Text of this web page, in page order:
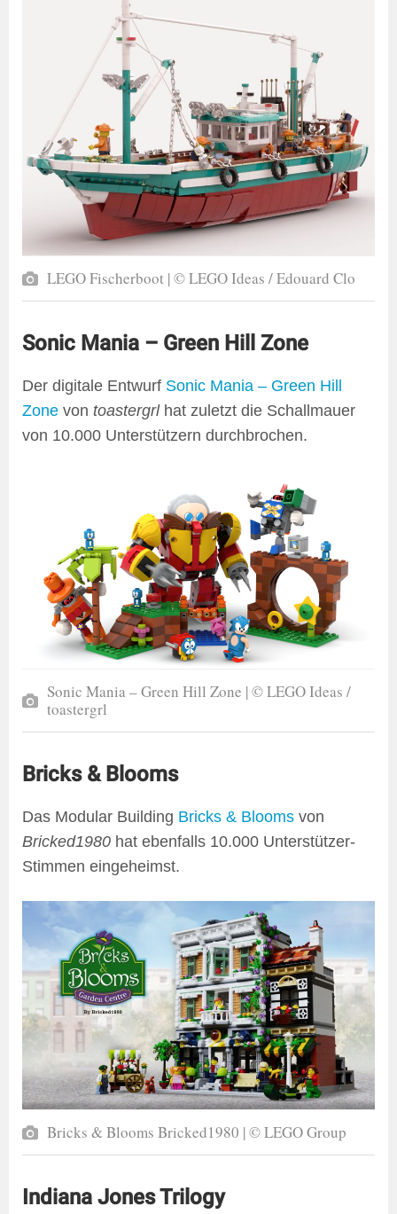
LEGO Fischerboot | © LEGO Ideas / Edouard Clo
Sonic Mania – Green Hill Zone
Der digitale Entwurf Sonic Mania – Green Hill
Zone von toastergrlhat zuletzt die Schallmauer
von 10.000 Unterstützern durchbrochen.
Sonic Mania – Green Hill Zone | © LEGO Ideas /
toastergrl
Bricks & Blooms
Das Modular Building Bricks & Blooms von
Bricked1980 hat ebenfalls 10.000 Unterstützer-
Stimmen eingeheimst.
Bricks & Blooms Bricked1980 | © LEGO Group
Indiana Jones Trilogy